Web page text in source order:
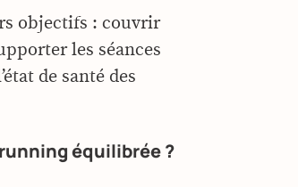
objectifs : couvrir
les séances
de santé des
équilibrée ?